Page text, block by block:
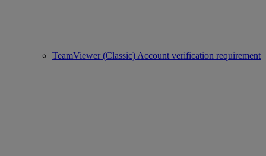
TeamViewer (Classic) Account verification requirement